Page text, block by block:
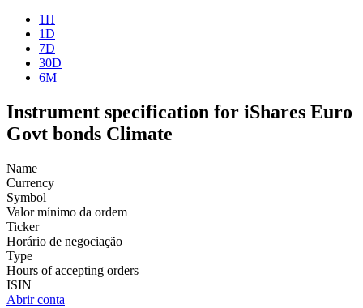
1H
1D
7D
30D
6M
Instrument specification for iShares Euro
Govt bonds Climate
Name
Currency
Symbol
Valor mínimo da ordem
Ticker
Horário de negociação
Type
Hours of accepting orders
ISIN
Abrir conta